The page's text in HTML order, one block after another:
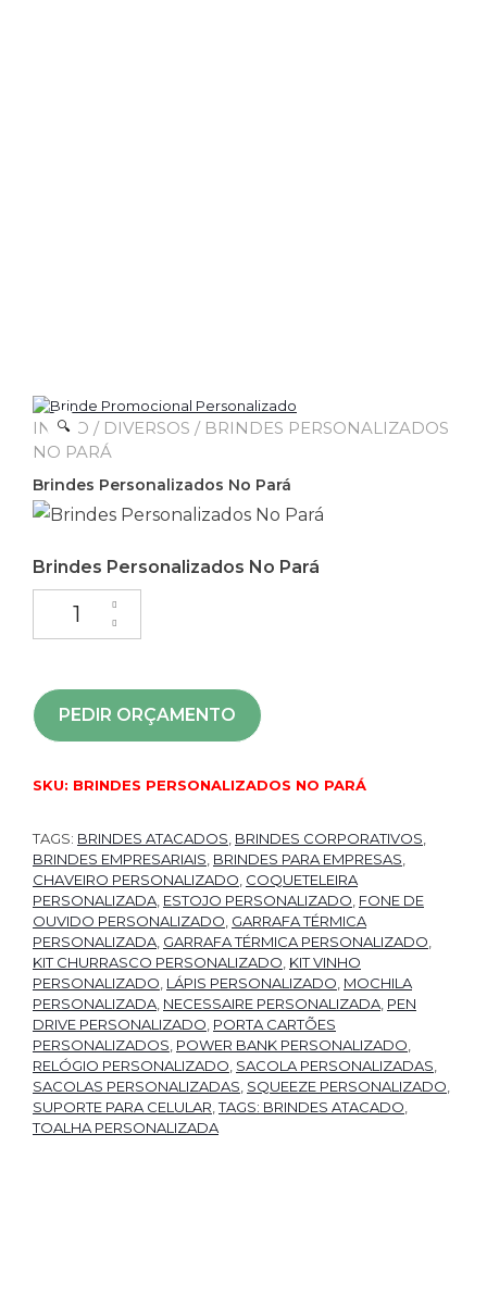
🔍
INÍCIO / DIVERSOS / BRINDES PERSONALIZADOS
NO PARÁ
Brindes Personalizados No Pará
Brindes Personalizados No Pará
PEDIR ORÇAMENTO
SKU: BRINDES PERSONALIZADOS NO PARÁ
TAGS: BRINDES ATACADOS BRINDES CORPORATIVOS
BRINDES EMPRESARIAIS BRINDES PARA EMPRESAS
CHAVEIRO PERSONALIZADO COQUETELEIRA
PERSONALIZADA ESTOJO PERSONALIZADO FONE DE
OUVIDO PERSONALIZADO GARRAFA TÉRMICA
PERSONALIZADA GARRAFA TÉRMICA PERSONALIZADO
KIT CHURRASCO PERSONALIZADO KIT VINHO
PERSONALIZADO LÁPIS PERSONALIZADO MOCHILA
PERSONALIZADA NECESSAIRE PERSONALIZADA PEN
DRIVE PERSONALIZADO PORTA CARTÕES
PERSONALIZADOS POWER BANK PERSONALIZADO
RELÓGIO PERSONALIZADO SACOLA PERSONALIZADAS
SACOLAS PERSONALIZADAS SQUEEZE PERSONALIZADO
SUPORTE PARA CELULAR ,TAGS: BRINDES ATACADO
TOALHA PERSONALIZADA